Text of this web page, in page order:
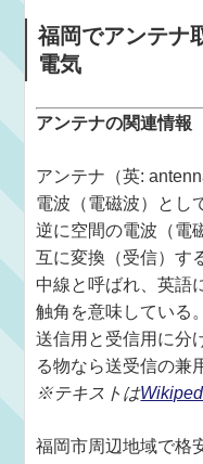
福岡でアンテナ
電気
アンテナの関連情報
アンテナ（英:
電波（電磁波）とし
逆に空間の電波（電
互に変換（受信）す
中線と呼ばれ、英語
触角を意味してい
送信用と受信用に分
る物なら送受信の兼
※テキストは
福岡市周辺地域で格